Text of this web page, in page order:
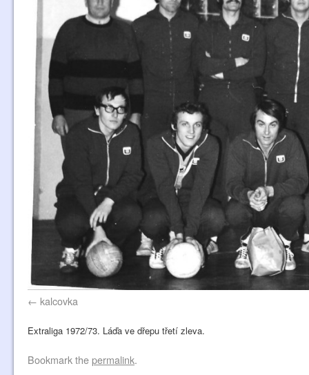
kalcovka
Extraliga 1972/73. Láďa ve dřepu třetí zleva.
Bookmark thepermalink.